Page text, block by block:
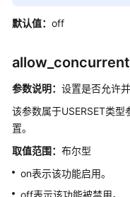
中
式
开
指
（分
式
默认值： off
参数说明： 设置是否允许并
该参数属于USERSET类型
置。
取值范围： 布尔型
on表示该功能启用。
off表示该功能被禁用。